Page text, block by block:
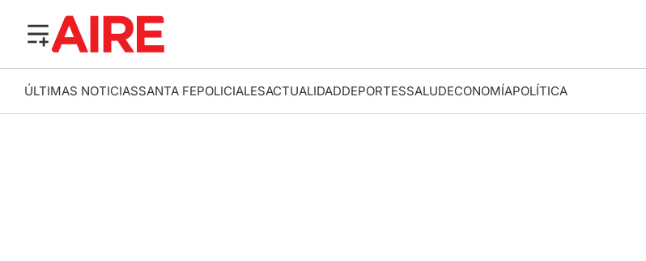
ÚLTIMAS NOTICIASSANTA FEPOLICIALESACTUALIDADDEPORTESSALUDECONOMÍAPOLÍTICA